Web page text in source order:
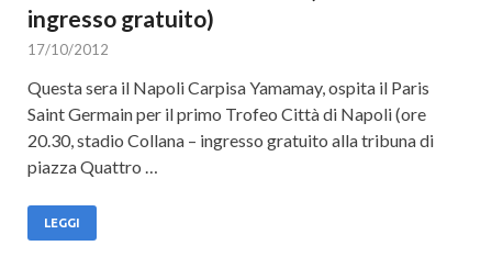
ingresso gratuito)
17/10/2012
Questa sera il Napoli Carpisa Yamamay, ospita il Paris
Saint Germain per il primo Trofeo Città di Napoli (ore
20.30, stadio Collana – ingresso gratuito alla tribuna di
piazza Quattro …
LEGGI